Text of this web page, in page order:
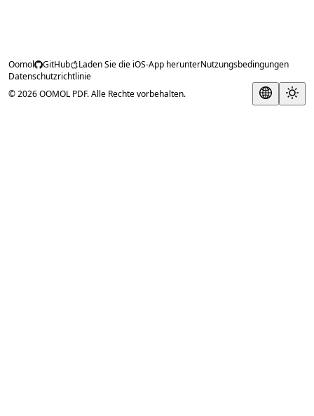
Oomol GitHub Laden Sie die iOS-App herunterNutzungsbedingungen
Datenschutzrichtlinie
© 2026 OOMOL PDF. Alle Rechte vorbehalten.